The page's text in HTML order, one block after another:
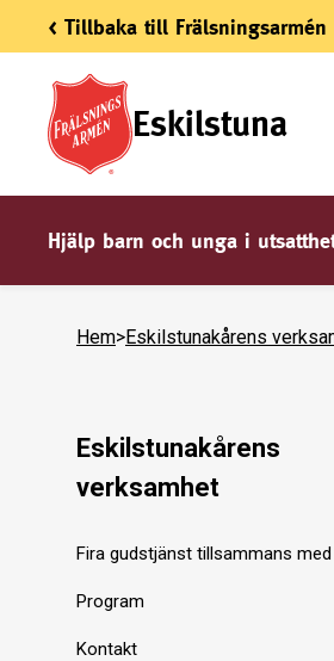
< Tillbaka till Frälsningsarmén
Eskilstuna
Hjälp barn och unga i
Hem>Eskilstunakårens
Eskilstunakårens
verksamhet
Fira gudstjänst tillsammans
Program
Kontakt